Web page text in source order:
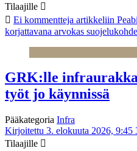
Tilaajille
Ei kommentteja artikkeliin
korjattavana arvokas suojelukohde
GRK:lle infraurakka
työt jo käynnissä
Pääkategoria Infra
Kirjoitettu 3. elokuuta 2026, 9:45
Tilaajille